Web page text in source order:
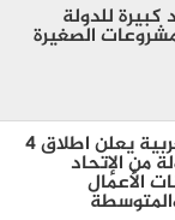
للدولة
الصغيرة
رئيس الأكاديمية العربية يعلن اطلاق 4
من الإتحاد
الأعمال